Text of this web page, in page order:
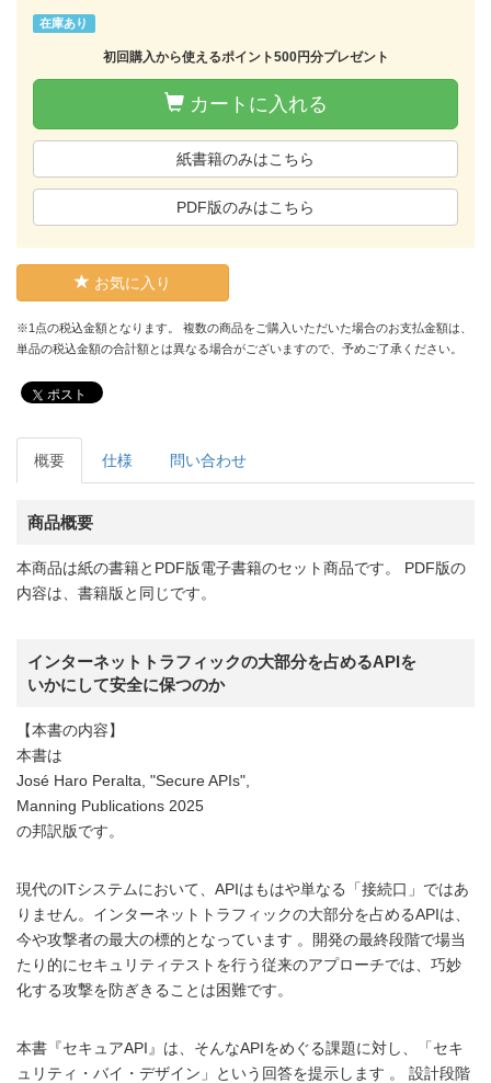
在庫あり
初回購入から使えるポイント500円分プレゼント
カートに入れる
紙書籍のみはこちら
PDF版のみはこちら
お気に入り
※1点の税込金額となります。 複数の商品をご購入いただいた場合のお支払金額は、
単品の税込金額の合計額とは異なる場合がございますので、予めご了承ください。
ポスト
概要 仕様 問い合わせ
商品概要
本商品は紙の書籍とPDF版電子書籍のセット商品です。 PDF版の
内容は、書籍版と同じです。
インターネットトラフィックの大部分を占めるAPIを
いかにして安全に保つのか
【本書の内容】
本書は
José Haro Peralta, "Secure APIs",
Manning Publications 2025
の邦訳版です。
現代のITシステムにおいて、APIはもはや単なる「接続口」ではあ
りません。インターネットトラフィックの大部分を占めるAPIは、
今や攻撃者の最大の標的となっています 。開発の最終段階で場当
たり的にセキュリティテストを行う従来のアプローチでは、巧妙
化する攻撃を防ぎきることは困難です。
本書『セキュアAPI』は、そんなAPIをめぐる課題に対し、「セキ
ュリティ・バイ・デザイン」という回答を提示します 。 設計段階